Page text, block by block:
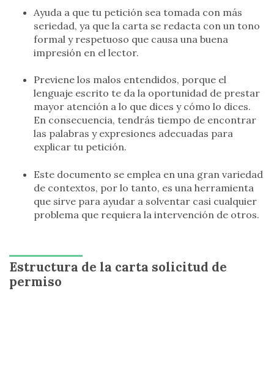
Ayuda a que tu petición sea tomada con más
seriedad, ya que la carta se redacta con un tono
formal y respetuoso que causa una buena
impresión en el lector.
Previene los malos entendidos, porque el
lenguaje escrito te da la oportunidad de prestar
mayor atención a lo que dices y cómo lo dices.
En consecuencia, tendrás tiempo de encontrar
las palabras y expresiones adecuadas para
explicar tu petición.
Este documento se emplea en una gran variedad
de contextos, por lo tanto, es una herramienta
que sirve para ayudar a solventar casi cualquier
problema que requiera la intervención de otros.
Estructura de la carta solicitud de
permiso